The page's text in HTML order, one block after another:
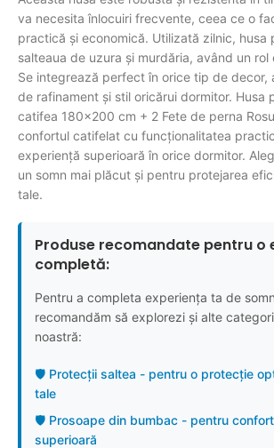
va necesita înlocuiri frecvente, ceea ce o
practică și economică. Utilizată zilnic, husa
salteaua de uzura și murdăria, având un
Se integrează perfect în orice tip de decor,
de rafinament și stil oricărui dormitor. Husa
catifea 180×200 cm + 2 Fete de perna
confortul catifelat cu funcționalitatea
experiență superioară în orice dormitor.
un somn mai plăcut și pentru protejarea
tale.
Produse recomandate pentru o
completă:
Pentru a completa experiența ta de
recomandăm să explorezi și alte
noastră:
🛡️ Protecții saltea - pentru o protecție
tale
🛡️ Prosoape din bumbac - pentru
superioară